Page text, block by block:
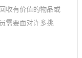
收有价值的物品或
需要面对许多挑